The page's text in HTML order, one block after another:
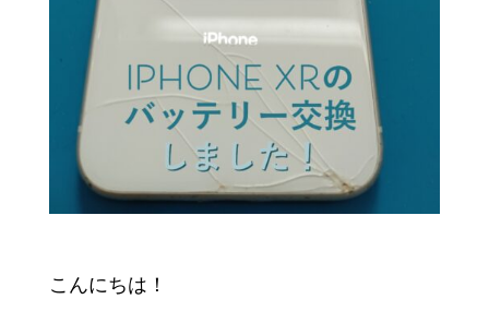
こんにちは！